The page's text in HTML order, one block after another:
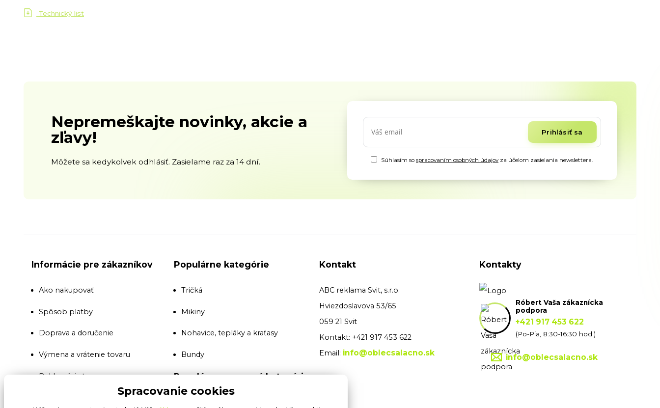
Technický list
Nepremeškajte novinky, akcie a
zľavy!
Môžete sa kedykoľvek odhlásiť. Zasielame raz za 14 dní.
Prihlásiť sa
Súhlasím sospracovaním osobných údajov za účelom zasielania newslettera.
Informácie pre zákazníkov
Ako nakupovať
Spôsob platby
Doprava a doručenie
Výmena a vrátenie tovaru
Reklamácia tovaru
Všeobecné obchodné podmienky
Populárne kategórie
Tričká
Mikiny
Nohavice, tepláky a kraťasy
Bundy
Populárne pracovné kategórie
Montérkové odevy
Kontakt
ABC reklama Svit, s.r.o.
Hviezdoslavova 53/65
059 21 Svit
Kontakt: +421 917 453 622
Email: info@oblecsalacno.sk
Kontakty
Róbert Vaša zákaznícka
podpora
+421 917 453 622
(Po-Pia, 8:30-16:30 hod.)
info@oblecsalacno.sk
Spracovanie cookies